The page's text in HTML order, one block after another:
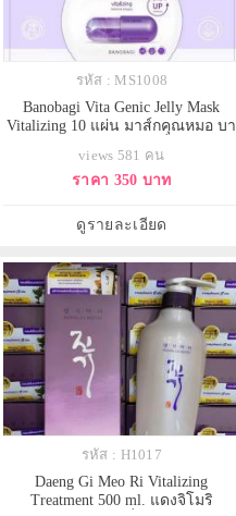
รหัส : MS1008
Banobagi Vita Genic Jelly Mask
Vitalizing 10 แผ่น มาส์กคุณหมอ บา
นมาส์กหน้าวิตามินสูตร ไวทัลลิซิ่ง
ในรูปแบบเจลลี่เซรั่ม รีเฟรชและเพิ่ม
ปลอบประโลมผิวผิวไหม้แดด ให้กลับ
มาสดชื่น เปล่งป
views 581 คน
ราคา 350 บาท
ดูรายละเอียด
รหัส : H1017
Daeng Gi Meo Ri Vitalizing
Treatment 500 ml. แดงจิโมริ